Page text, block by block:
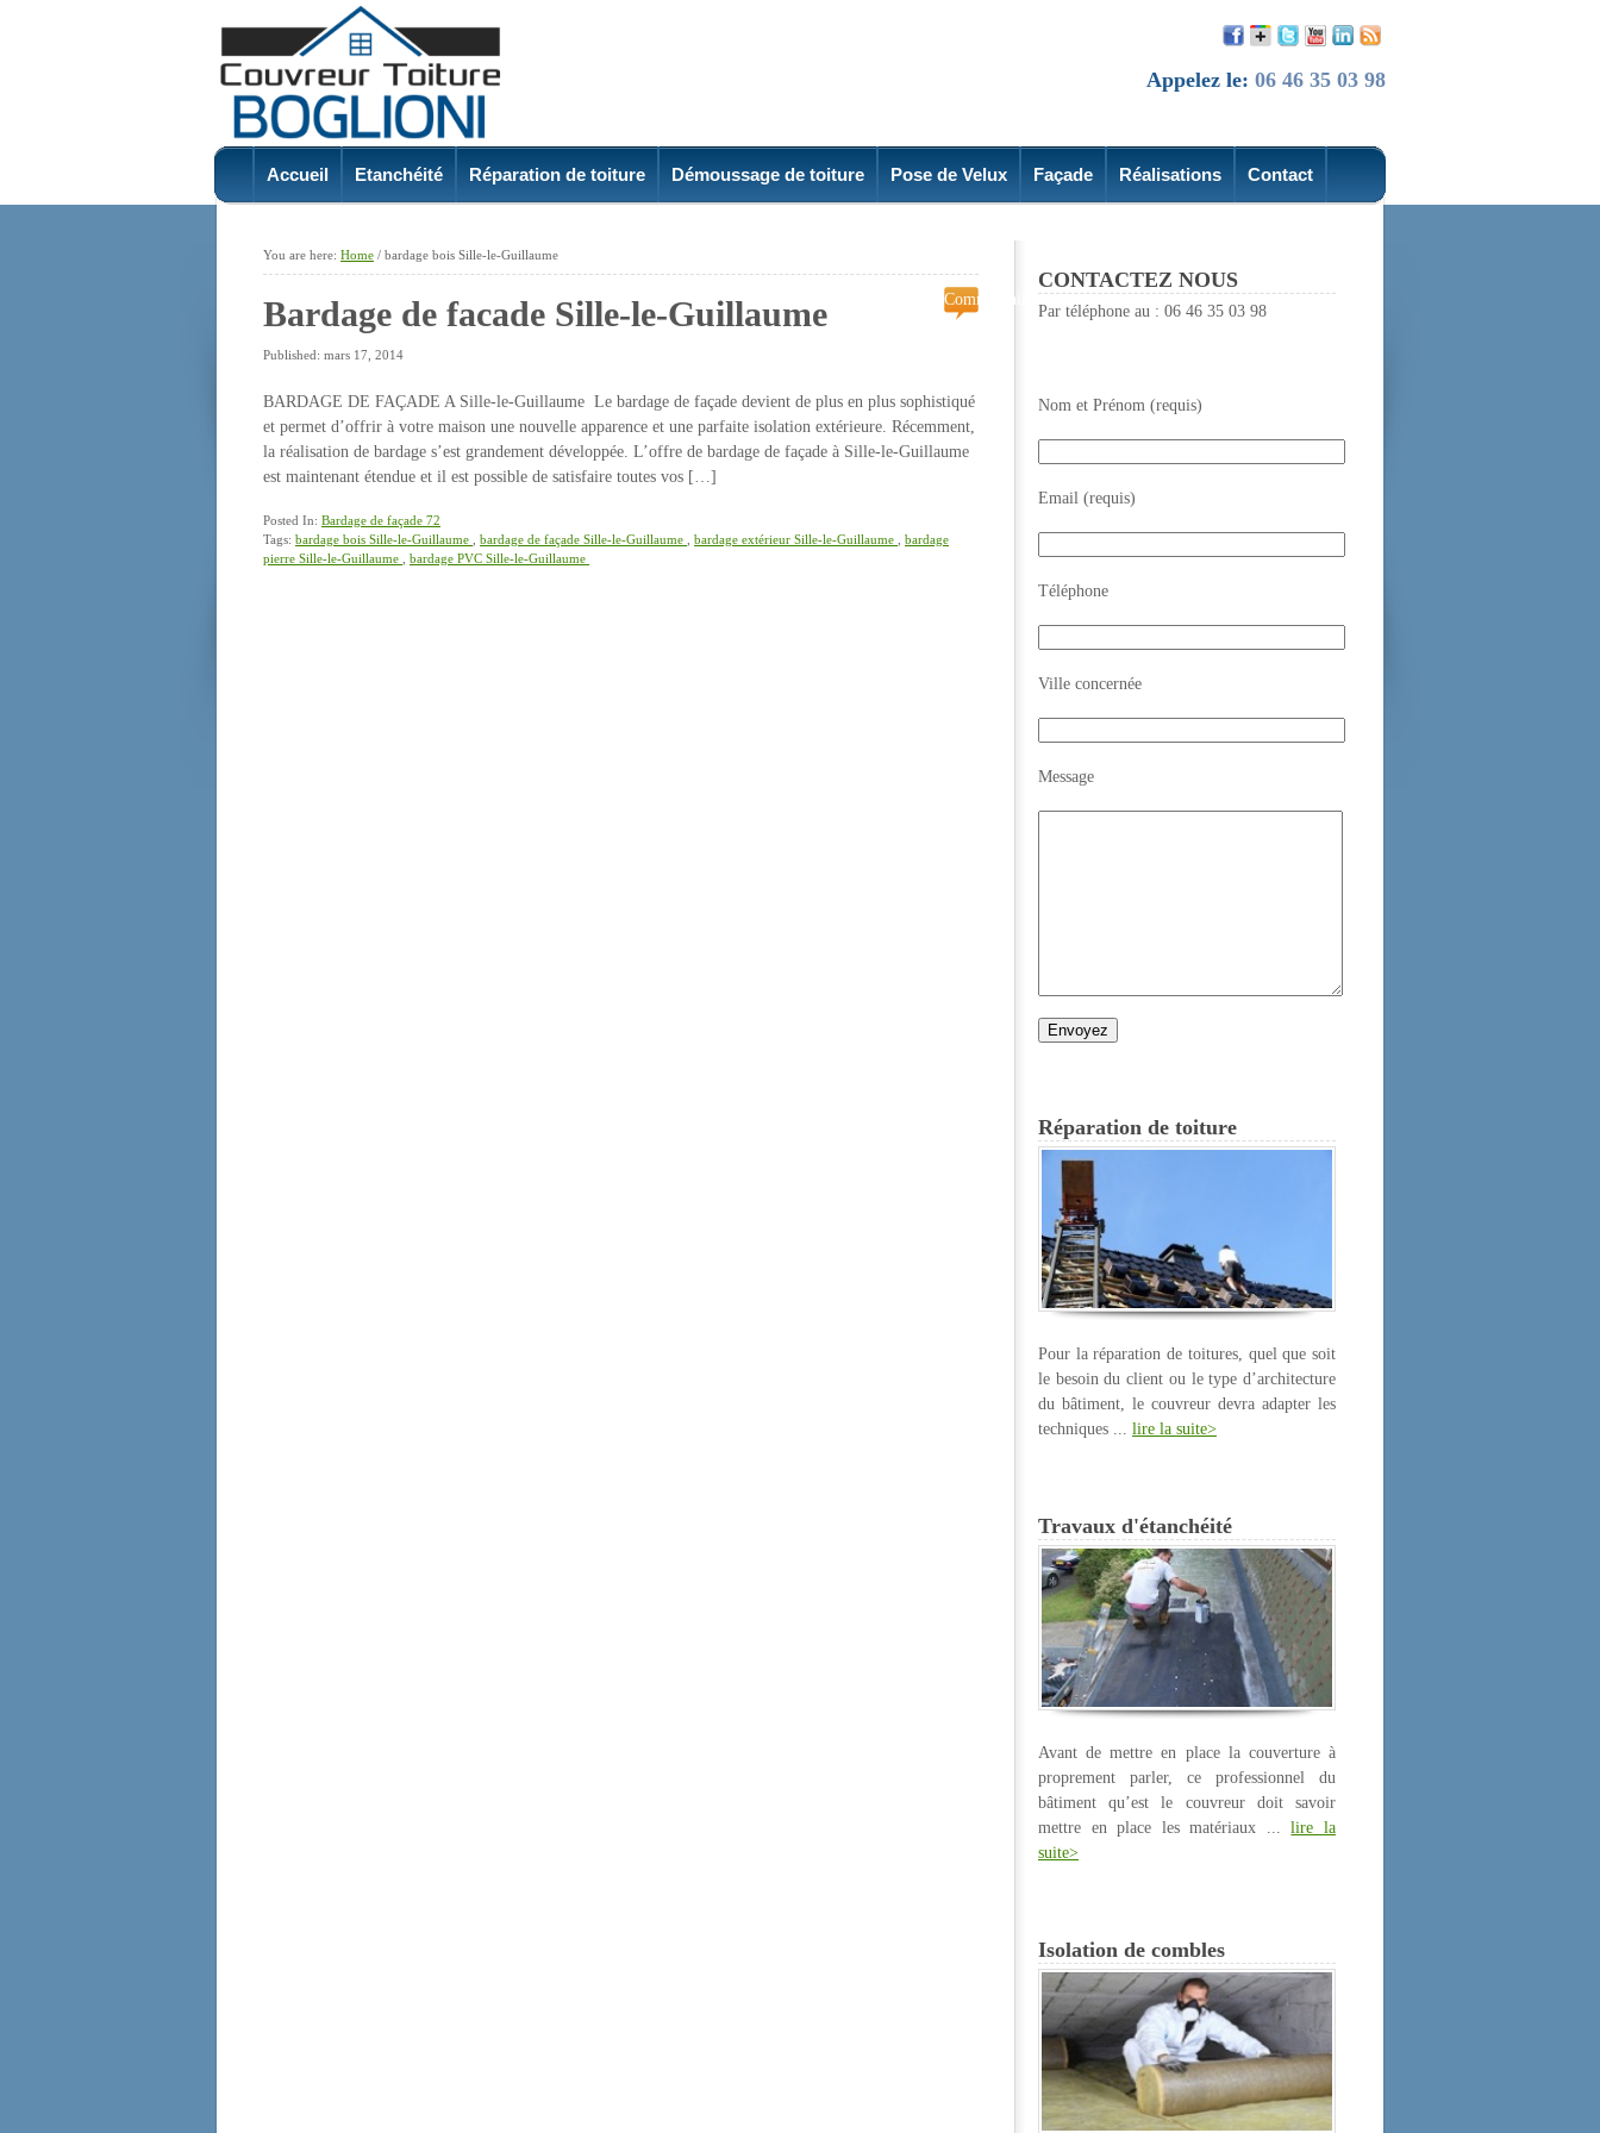
Appelez le: 06 46 35 03 98
Accueil Etanchéité Réparation de toiture Démoussage de toiture Pose de Velux Façade Réalisations Contact
You are here: Home / bardage bois Sille-le-Guillaume
Bardage de facade Sille-le-Guillaume
Commentaires
fermés
de
facade
Sille-
Published: mars 17, 2014
BARDAGE DE FAÇADE A Sille-le-Guillaume Le bardage de façade devient de plus en plus sophistiqué
et permet d’offrir à votre maison une nouvelle apparence et une parfaite isolation extérieure. Récemment,
la réalisation de bardage s’est grandement développée. L’offre de bardage de façade à Sille-le-Guillaume
est maintenant étendue et il est possible de satisfaire toutes vos […]
Posted In: Bardage de façade 72
Tags: bardage bois Sille-le-Guillaume bardage de façade Sille-le-Guillaume bardage extérieur Sille-le-Guillaume
bardage
pierre Sille-le-Guillaume
bardage PVC Sille-le-Guillaume
CONTACTEZ NOUS
Par téléphone au : 06 46 35 03 98
Nom et Prénom (requis)
Email (requis)
Téléphone
Ville concernée
Message
Réparation de toiture
Pour la réparation de toitures, quel que soit
le besoin du client ou le type d’architecture
du bâtiment, le couvreur devra adapter les
techniques ... lire la suite>
Travaux d'étanchéité
Avant de mettre en place la couverture à
proprement parler, ce professionnel du
bâtiment qu’est le couvreur doit savoir
mettre en place les matériaux ...lire la
suite>
Isolation de combles